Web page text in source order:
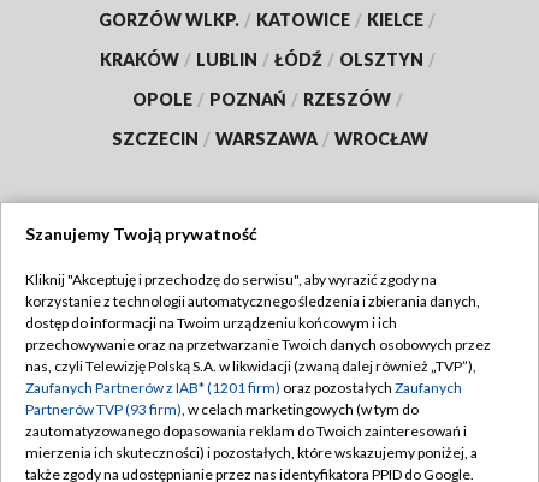
GORZÓW WLKP. / KATOWICE / KIELCE /
KRAKÓW / LUBLIN / ŁÓDŹ / OLSZTYN /
OPOLE / POZNAŃ / RZESZÓW /
SZCZECIN / WARSZAWA / WROCŁAW
TVP
Abonament TVP
Emisja w TVP
Centrum informacji TVP
Naziemna Telewizja Cyfrowa
Regulamin TVP
Polityka prywatności
Moje zgody
Pomoc
Szanujemy Twoją prywatność
Kliknij "Akceptuję i przechodzę do serwisu", aby wyrazić zgody na
korzystanie z technologii automatycznego śledzenia i zbierania danych,
dostęp do informacji na Twoim urządzeniu końcowym i ich
przechowywanie oraz na przetwarzanie Twoich danych osobowych przez
nas, czyli Telewizję Polską S.A. w likwidacji (zwaną dalej również „TVP”),
Zaufanych Partnerów z IAB* (1201 firm) oraz pozostałych Zaufanych
Partnerów TVP (93 firm), w celach marketingowych (w tym do
zautomatyzowanego dopasowania reklam do Twoich zainteresowań i
mierzenia ich skuteczności) i pozostałych, które wskazujemy poniżej, a
także zgody na udostępnianie przez nas identyfikatora PPID do Google.